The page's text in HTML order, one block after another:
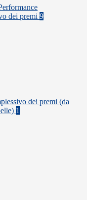
dei premi 9
dei premi (da
1